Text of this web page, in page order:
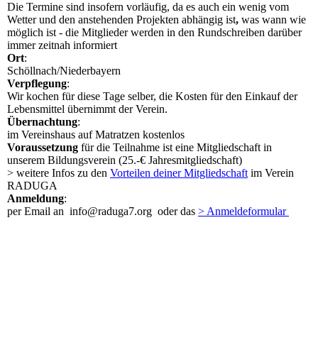
Die Termine sind insofern vorläufig, da es auch ein wenig vom
Wetter und den anstehenden Projekten abhängig ist, was wann wie
möglich ist - die Mitglieder werden in den Rundschreiben darüber
immer zeitnah informiert
Ort:
Schöllnach/Niederbayern
Verpflegung:
Wir kochen für diese Tage selber, die Kosten für den Einkauf der
Lebensmittel übernimmt der Verein.
Übernachtung:
im Vereinshaus auf Matratzen kostenlos
Voraussetzung für die Teilnahme ist eine Mitgliedschaft in
unserem Bildungsverein (25.-€ Jahresmitgliedschaft)
> weitere Infos zu den Vorteilen deiner Mitgliedschaft im Verein
RADUGA
Anmeldung:
per Email an info@raduga7.org oder das > Anmeldeformular